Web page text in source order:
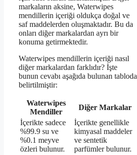
markaların aksine, Waterwipes
mendillerin içeriği oldukça doğal ve
saf maddelerden oluşmaktadır. Bu da
onları diğer markalardan ayrı bir
konuma getirmektedir.
Waterwipes mendillerin içeriği nasıl
diğer markalardan farklıdır? İşte
bunun cevabı aşağıda bulunan tabloda
belirtilmiştir:
Waterwipes
Mendiller
Diğer Markalar
İçerikte sadece
%99.9 su ve
%0.1 meyve
özleri bulunur.
İçerikte genellikle
kimyasal maddeler
ve sentetik
parfümler bulunur.